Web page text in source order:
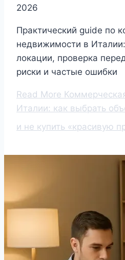
2026
Практический guide по
недвижимости в
локации, проверка
риски и частые ошибки
Read More
Италии: как выбрать
и не купить «красивую